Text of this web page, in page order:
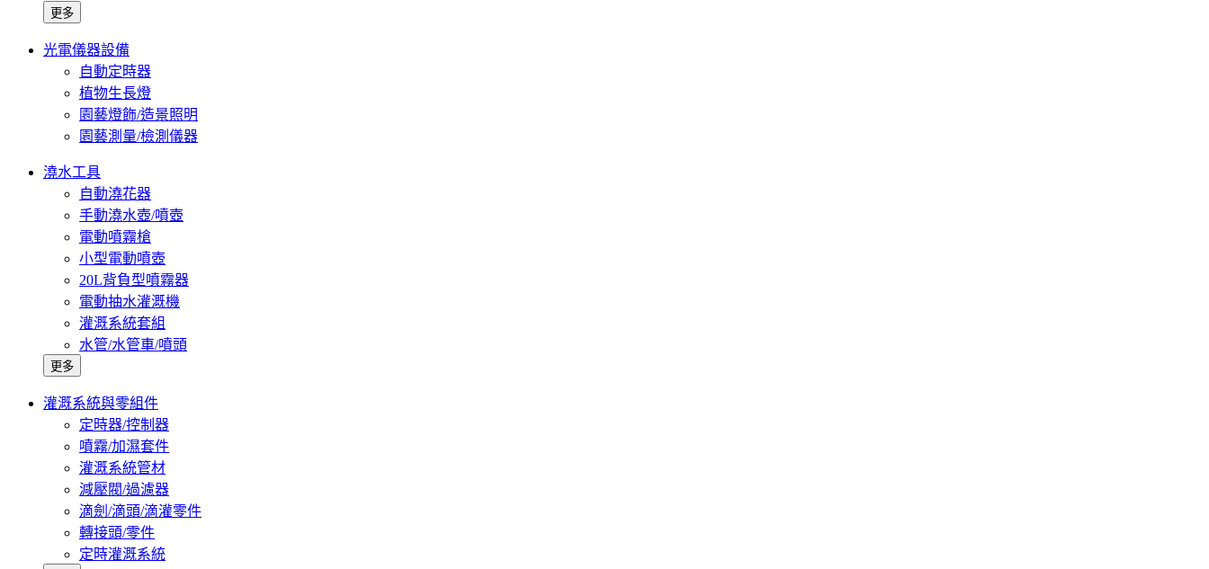
更多
光電儀器設備
自動定時器
植物生長燈
園藝燈飾/造景照明
園藝測量/檢測儀器
澆水工具
自動澆花器
手動澆水壺/噴壺
電動噴霧槍
小型電動噴壺
20L背負型噴霧器
電動抽水灌溉機
灌溉系統套組
水管/水管車/噴頭
更多
灌溉系統與零組件
定時器/控制器
噴霧/加濕套件
灌溉系統管材
減壓閥/過濾器
滴劍/滴頭/滴灌零件
轉接頭/零件
定時灌溉系統